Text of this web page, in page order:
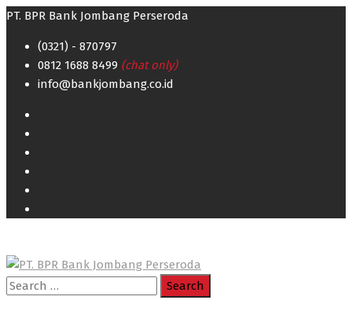
PT. BPR Bank Jombang Perseroda
(0321) - 870797
0812 1688 8499 (chat only)
info@bankjombang.co.id
Search